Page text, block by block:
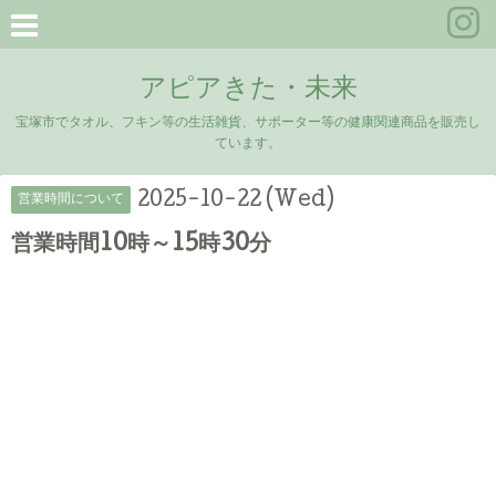
アピアきた・未来
宝塚市でタオル、フキン等の生活雑貨、サポーター等の健康関連商品を販売し
ています。
営業時間について 2025-10-22 (Wed)
営業時間10時～15時30分